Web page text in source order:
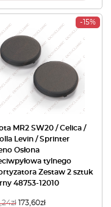
-15%
MR2 SW20 / Celica /
Levin / Sprinter
Osłona
tylnego
Zestaw 2 sztuk
48753-12010
zł 173,60zł